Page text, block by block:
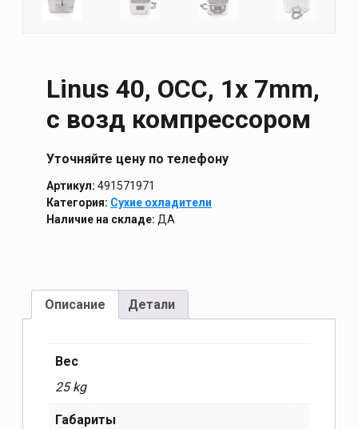
Linus 40, OCC, 1x 7mm,
с возд компрессором
Уточняйте цену по телефону
Артикул: 491571971
Категория: Сухие охладители
Наличие на складе: ДА
Описание Детали
Вес
25 kg
Габариты